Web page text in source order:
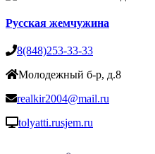
Русская жемчужина
8(848)253-33-33
Молодежный б-р, д.8
realkir2004@mail.ru
tolyatti.rusjem.ru